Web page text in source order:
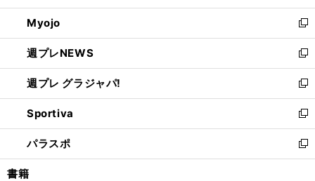
開
く
ウ
で
開
く
ン
ド
ウ
で
開
く
ウ
ィ
ン
ド
ウ
で
開
く
Myojo
新
し
い
ウ
ィ
ン
ド
ウ
で
開
週プレNEWS
新
し
い
ウ
ィ
ン
ド
ウ
週プレ グラジャパ!
新
し
い
ウ
ィ
ン
Sportiva
新
し
い
ウ
パラスポ
新
し
書籍